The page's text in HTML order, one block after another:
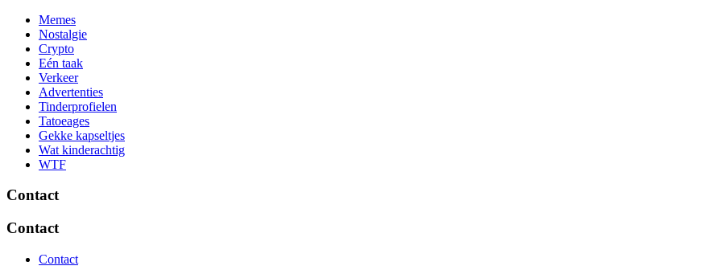
Memes
Nostalgie
Crypto
Eén taak
Verkeer
Advertenties
Tinderprofielen
Tatoeages
Gekke kapseltjes
Wat kinderachtig
WTF
Contact
Contact
Contact